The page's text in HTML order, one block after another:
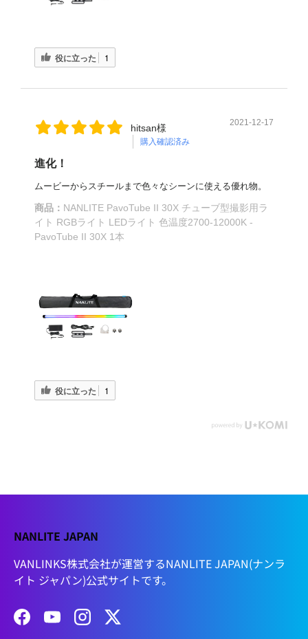
役に立った 1
hitsan様
購入確認済み
2021-12-17
進化！
ムービーからスチールまで色々なシーンに使える優れ物。
商品： NANLITE PavoTube II 30X チューブ型撮影用ラ
イト RGBライト LEDライト 色温度2700-12000K -
PavoTube II 30X 1本
役に立った 1
NANLITE JAPAN
VANLINKS株式会社が運営するNANLITE JAPAN(ナンラ
イト ジャパン)公式サイトです。
FacebookYouTubeInstagramTwitter